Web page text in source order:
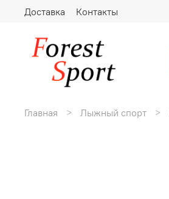
Доставка Контакты
Главная Лыжный спорт